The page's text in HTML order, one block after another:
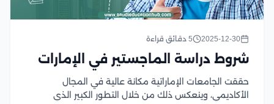
2025-12-30 5 دقائق قراءة
شروط دراسة الماجستير في الإمارات
حققت الجامعات الإماراتية مكانة عالية في المجال
الأكاديمي، وينعكس ذلك من خلال التطور الكبير الذي